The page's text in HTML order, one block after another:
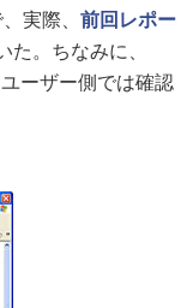
実際、 前回レポー
。ちなみに、
ーザー側では確認